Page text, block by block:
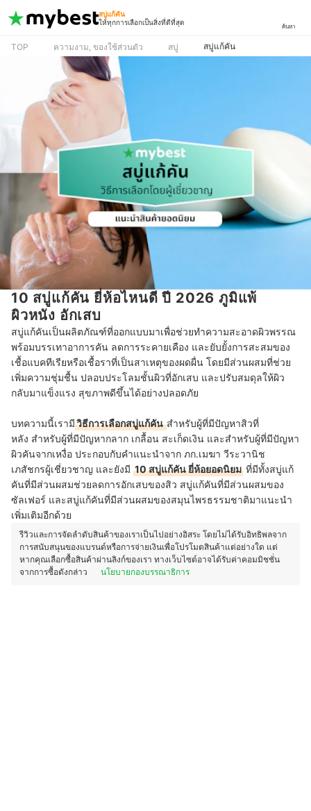
สบู่แก้คัน
ให้ทุกการเลือกเป็นสิ่งที่ดีที่สุด
ค้นหา
TOP ความงาม, ของใช้ส่วนตัว สบู่ สบู่แก้คัน
10 สบู่แก้คัน ยี่ห้อไหนดี ปี 2026 ภูมิแพ้
ผิวหนัง อักเสบ
สบู่แก้คันเป็นผลิตภัณฑ์ที่ออกแบบมาเพื่อช่วยทำความสะอาดผิวพรรณ
พร้อมบรรเทาอาการคัน ลดการระคายเคือง และยับยั้งการสะสมของ
เชื้อแบคทีเรียหรือเชื้อราที่เป็นสาเหตุของผดผื่น โดยมีส่วนผสมที่ช่วย
เพิ่มความชุ่มชื้น ปลอบประโลมชั้นผิวที่อักเสบ และปรับสมดุลให้ผิว
กลับมาแข็งแรง สุขภาพดีขึ้นได้อย่างปลอดภัย
บทความนี้เรามีวิธีการเลือกสบู่แก้คันสำหรับผู้ที่มีปัญหาสิวที่
หลัง สำหรับผู้ที่มีปัญหากลาก เกลื้อน สะเก็ดเงิน และสำหรับผู้ที่มีปัญหา
ผิวคันจากเหงื่อ ประกอบกับคำแนะนำจาก ภก.เมฆา วีระวานิช
เภสัชกรผู้เชี่ยวชาญ และยังมี 10 สบู่แก้คัน ยี่ห้อยอดนิยม ที่มีทั้งสบู่แก้
คันที่มีส่วนผสมช่วยลดการอักเสบของสิว สบู่แก้คันที่มีส่วนผสมของ
ซัลเฟอร์ และสบู่แก้คันที่มีส่วนผสมของสมุนไพรธรรมชาติมาแนะนำ
เพิ่มเติมอีกด้วย
รีวิวและการจัดลำดับสินค้าของเราเป็นไปอย่างอิสระ โดยไม่ได้รับอิทธิพลจาก
การสนับสนุนของแบรนด์หรือการจ่ายเงินเพื่อโปรโมตสินค้าแต่อย่างใด แต่
หากคุณเลือกซื้อสินค้าผ่านลิงก์ของเรา ทางเว็บไซต์อาจได้รับค่าคอมมิชชั่น
จากการซื้อดังกล่าว
นโยบายกองบรรณาธิการ